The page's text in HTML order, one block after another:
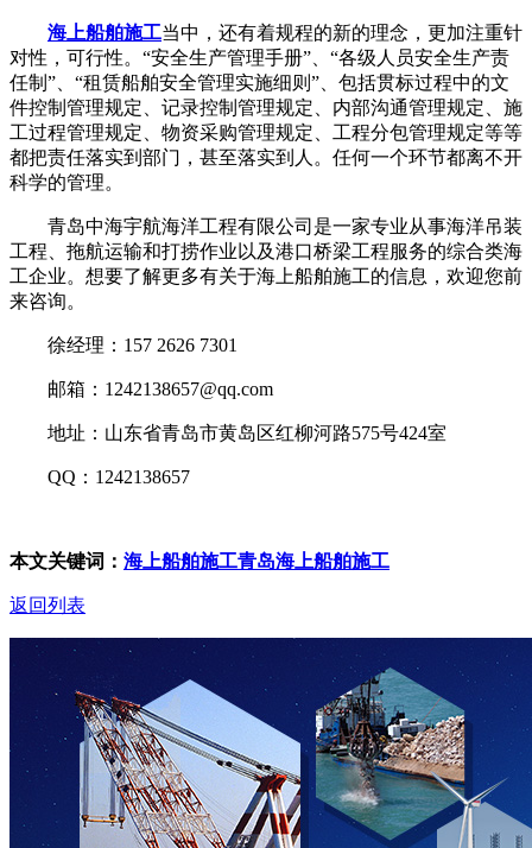
海上船舶施工当中，还有着规程的新的理念，更加注重针
对性，可行性。“安全生产管理手册”、“各级人员安全生产责
任制”、“租赁船舶安全管理实施细则”、包括贯标过程中的文
件控制管理规定、记录控制管理规定、内部沟通管理规定、施
工过程管理规定、物资采购管理规定、工程分包管理规定等等
都把责任落实到部门，甚至落实到人。任何一个环节都离不开
科学的管理。
青岛中海宇航海洋工程有限公司是一家专业从事海洋吊装
工程、拖航运输和打捞作业以及港口桥梁工程服务的综合类海
工企业。想要了解更多有关于海上船舶施工的信息，欢迎您前
来咨询。
徐经理：157 2626 7301
邮箱：1242138657@qq.com
地址：山东省青岛市黄岛区红柳河路575号424室
QQ：1242138657
本文关键词： 海上船舶施工青岛海上船舶施工
返回列表